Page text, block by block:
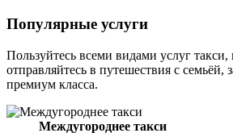
Популярные услуги
Пользуйтесь всеми видами услуг такси,
отправляйтесь в путешествия с семьёй,
премиум класса.
Междугороднее такси